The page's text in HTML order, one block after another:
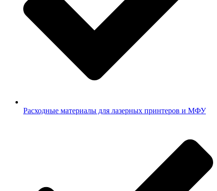
Расходные материалы для лазерных принтеров и МФУ